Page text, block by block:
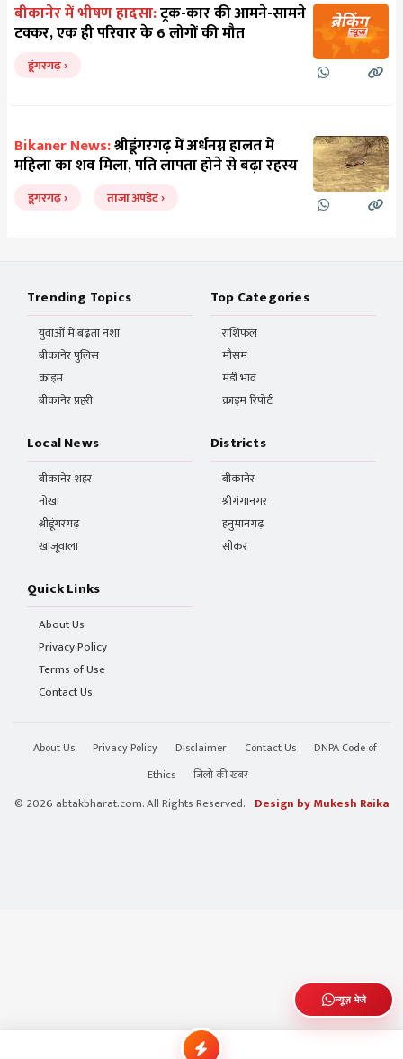
बीकानेर में भीषण हादसा:ट्रक-कार की आमने-सामने
टक्कर, एक ही परिवार के 6 लोगों की मौत
डूंगरगढ़
Bikaner News:श्रीडूंगरगढ़ में अर्धनग्न हालत में
महिला का शव मिला, पति लापता होने से बढ़ा रहस्य
डूंगरगढ़ ताजा अपडेट
Trending Topics
युवाओं में बढ़ता नशा
बीकानेर पुलिस
क्राइम
बीकानेर प्रहरी
Top Categories
राशिफल
मौसम
मंडी भाव
क्राइम रिपोर्ट
Local News
बीकानेर शहर
नोखा
श्रीडूंगरगढ़
खाजूवाला
Districts
बीकानेर
श्रीगंगानगर
हनुमानगढ़
सीकर
Quick Links
About Us
Privacy Policy
Terms of Use
Contact Us
About Us Privacy Policy Disclaimer Contact Us
DNPA Code of
Ethics
जिलो की खबर
© 2026 abtakbharat.com. All Rights Reserved. Design by Mukesh Raika
न्यूज़ भेजे